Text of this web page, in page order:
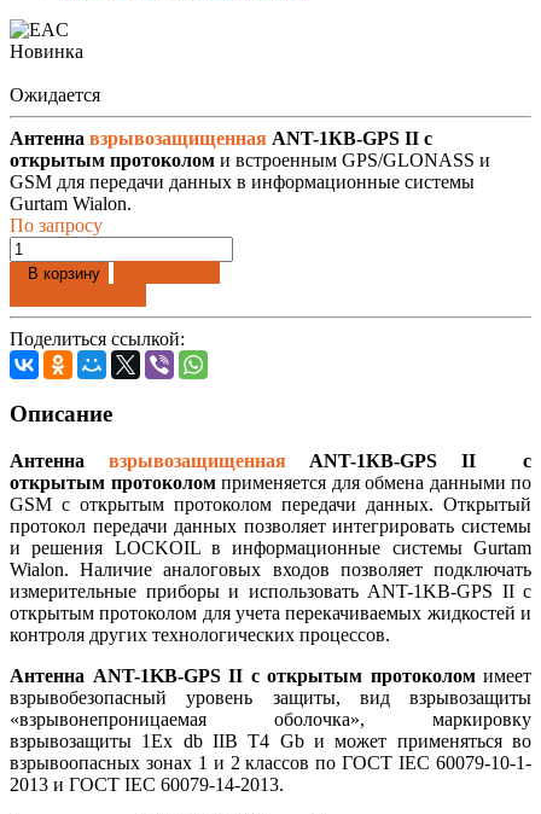
Новинка
Ожидается
Антенна взрывозащищенная ANT-1КВ-GPS II с
открытым протоколом и встроенным GPS/GLONASS и
GSM для передачи данных в информационные системы
Gurtam Wialon.
По запросу
В корзину
Поделиться ссылкой:
Описание
Антенна взрывозащищенная ANT-1КВ-GPS II с
открытым протоколом применяется для обмена данными по
GSM c открытым протоколом передачи данных. Открытый
протокол передачи данных позволяет интегрировать системы
и решения LOCKOIL в информационные системы Gurtam
Wialon. Наличие аналоговых входов позволяет подключать
измерительные приборы и использовать ANT-1KB-GPS II с
открытым протоколом для учета перекачиваемых жидкостей и
контроля других технологических процессов.
Антенна ANT-1KB-GPS II с открытым протоколомимеет
взрывобезопасный уровень защиты, вид взрывозащиты
«взрывонепроницаемая оболочка», маркировку
взрывозащиты 1Еx db IIВ Т4 Gb и может применяться во
взрывоопасных зонах 1 и 2 классов по ГОСТ IEC 60079-10-1-
2013 и ГОСТ IEC 60079-14-2013.